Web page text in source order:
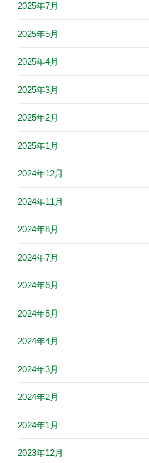
2025年7月
2025年5月
2025年4月
2025年3月
2025年2月
2025年1月
2024年12月
2024年11月
2024年8月
2024年7月
2024年6月
2024年5月
2024年4月
2024年3月
2024年2月
2024年1月
2023年12月